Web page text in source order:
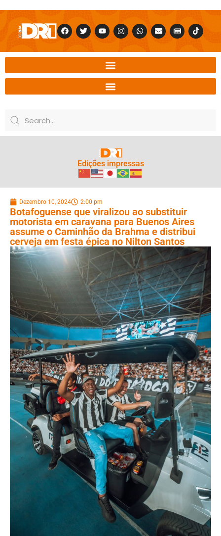
Edições impressas
Dezembro 10, 2024 2:00 pm
Botafoguense que viralizou ao substituir
motorista em caravana para Buenos Aires
assume o Caminhão da Brahma e distribui
cerveja em festa épica no Nilton Santos